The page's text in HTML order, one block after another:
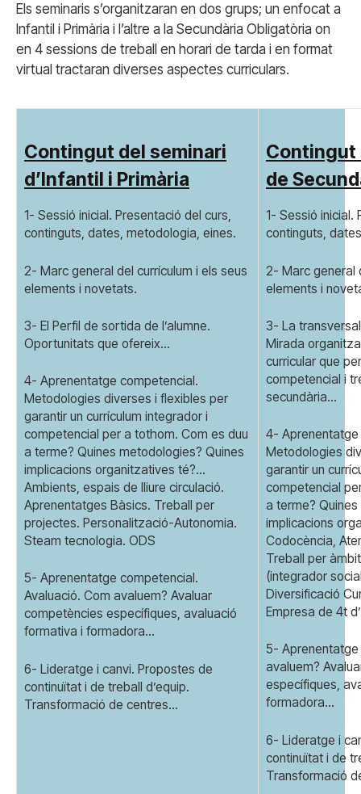
Els seminaris s’organitzaran en dos grups; un enfocat a
Infantil i Primària i l’altre a la Secundària Obligatòria on
en 4 sessions de treball en horari de tarda i en format
virtual tractaran diverses aspectes curriculars.
Contingut del seminari
d’Infantil i Primària
1- Sessió inicial. Presentació del curs,
continguts, dates, metodologia, eines.
2- Marc general del currículum i els seus
elements i novetats.
3- El Perfil de sortida de l’alumne.
Oportunitats que ofereix…
4- Aprenentatge competencial.
Metodologies diverses i flexibles per
garantir un currículum integrador i
competencial per a tothom. Com es duu
a terme? Quines metodologies? Quines
implicacions organitzatives té?…
Ambients, espais de lliure circulació.
Aprenentatges Bàsics. Treball per
projectes. Personalització-Autonomia.
Steam tecnologia. ODS
5- Aprenentatge competencial.
Avaluació. Com avaluem? Avaluar
competències específiques, avaluació
formativa i formadora…
6- Lideratge i canvi. Propostes de
continuïtat i de treball d’equip.
Transformació de centres…
Contingut
de
1- Sessió inicial.
continguts,
2- Marc general
elements i
3- La
Mirada
curricular que
competencial i
secundària…
4-
Metodologies
garantir un
competencial
a terme?
implicacions
Codocència,
Treball per
(integrador
Diversificació
Empresa de 4t
5-
avaluem?
específiques,
formadora…
6- Lideratge i
continuïtat i de
Transformació